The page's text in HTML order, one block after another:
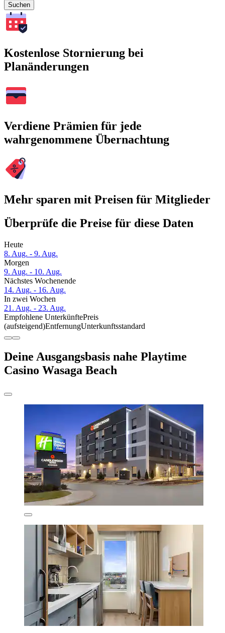
Suchen
Kostenlose Stornierung bei
Planänderungen
Verdiene Prämien für jede
wahrgenommene Übernachtung
Mehr sparen mit Preisen für Mitglieder
Überprüfe die Preise für diese Daten
Heute
8. Aug. - 9. Aug.
Morgen
9. Aug. - 10. Aug.
Nächstes Wochenende
14. Aug. - 16. Aug.
In zwei Wochen
21. Aug. - 23. Aug.
Empfohlene UnterkünftePreis
(aufsteigend)EntfernungUnterkunftsstandard
Deine Ausgangsbasis nahe Playtime
Casino Wasaga Beach